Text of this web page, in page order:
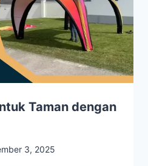
Taman dengan
3, 2025